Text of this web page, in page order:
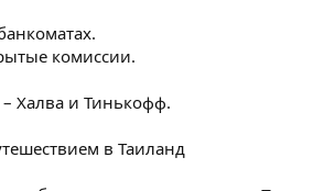
комиссии.
Халва и Тинькофф.
в Таиланд